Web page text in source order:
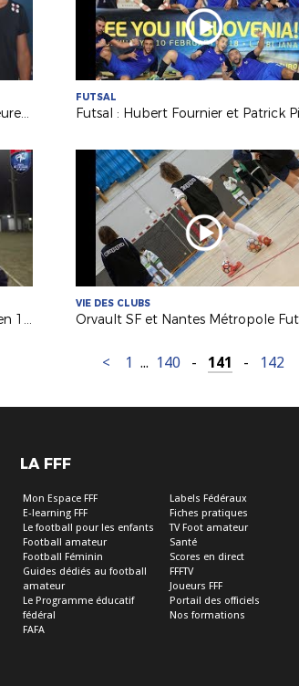
Formations : 3 jeunes éducateurs heureux titulaires du B.M.F.
FUTSAL
Foot Entreprise : l'AS C.T.E. Orvault en 16es de la Coupe Nationale
VIE DES CLUBS
< 1 ... 140 - 141 - 142
LA FFF
Mon Espace FFF
E-learning FFF
Le football pour les enfants
Football amateur
Football Féminin
Guides dédiés au football
amateur
Le Programme éducatif
fédéral
FAFA
Labels Fédéraux
Fiches pratiques
TV Foot amateur
Santé
Scores en direct
FFFTV
Joueurs FFF
Portail des officiels
Nos formations